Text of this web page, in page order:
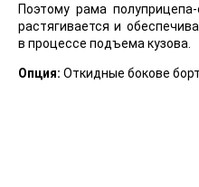
Поэтому рама
растягивается и
в процессе подъема кузова.
Опция: Откидные бокове